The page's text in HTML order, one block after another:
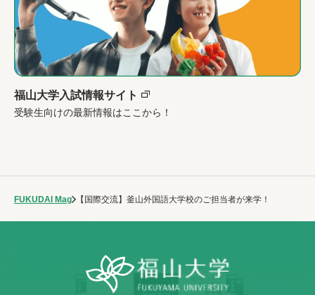
福山大学入試情報サイト
受験生向けの最新情報はここから！
FUKUDAI Mag 【国際交流】釜山外国語大学校のご担当者が来学！